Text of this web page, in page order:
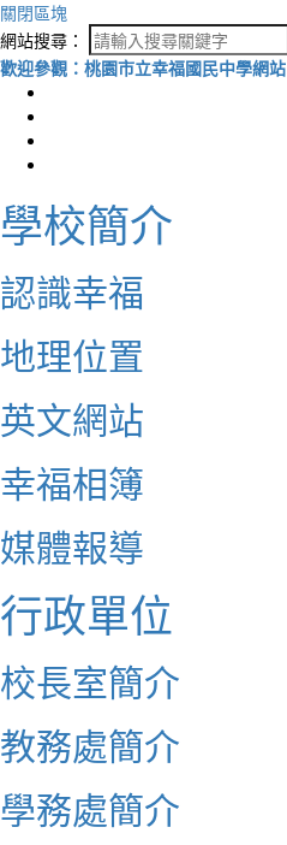
關閉區塊
網站搜尋：
歡迎參觀：桃園市立幸福國民中學網站
學校簡介
認識幸福
地理位置
英文網站
幸福相簿
媒體報導
行政單位
校長室簡介
教務處簡介
學務處簡介